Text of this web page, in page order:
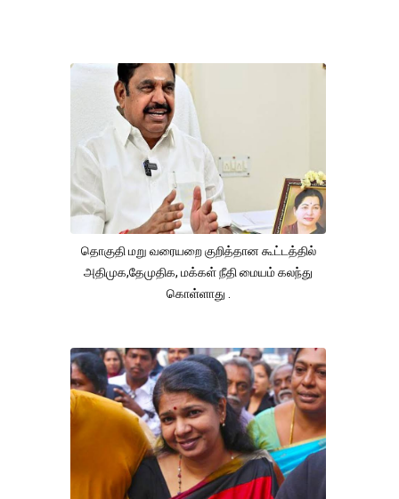
தொகுதி மறு வரையறை குறித்தான கூட்டத்தில்
அதிமுக,தேமுதிக, மக்கள் நீதி மையம் கலந்து
கொள்ளாது .